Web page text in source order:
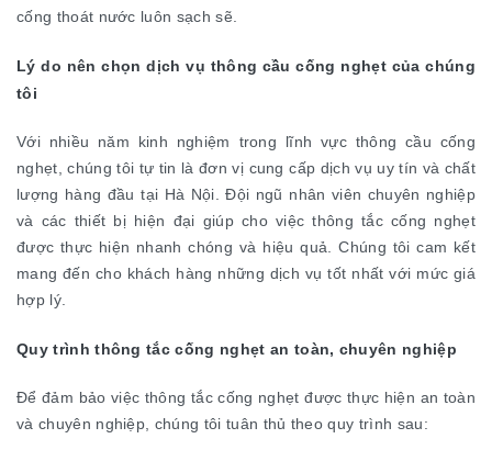
cống thoát nước luôn sạch sẽ.
Lý do nên chọn dịch vụ thông cầu cống nghẹt của chúng
tôi
Với nhiều năm kinh nghiệm trong lĩnh vực thông cầu cống
nghẹt, chúng tôi tự tin là đơn vị cung cấp dịch vụ uy tín và chất
lượng hàng đầu tại Hà Nội. Đội ngũ nhân viên chuyên nghiệp
và các thiết bị hiện đại giúp cho việc thông tắc cống nghẹt
được thực hiện nhanh chóng và hiệu quả. Chúng tôi cam kết
mang đến cho khách hàng những dịch vụ tốt nhất với mức giá
hợp lý.
Quy trình thông tắc cống nghẹt an toàn, chuyên nghiệp
Để đảm bảo việc thông tắc cống nghẹt được thực hiện an toàn
và chuyên nghiệp, chúng tôi tuân thủ theo quy trình sau: